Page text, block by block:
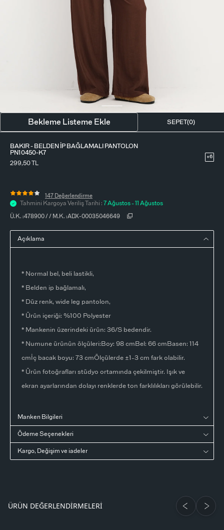
Açıklama
* Normal bel, beli lastikli,
* Belden ip bağlamalı,
* Düz renk, wide leg pantolon,
* Ürün içeriği: %100 Polyester
* Mankenin üzerindeki ürün: 36/S bedendir.
* Numune ürünün ölçüleri:Boy: 98 cmBel: 66 cmBasen: 114
cmİç bacak boyu: 73 cmÖlçülerde ±1-3 cm fark olabilir.
* Ürün fotoğrafları stüdyo ortamında çekilmiştir. Işık ve
ekran ayarlarından dolayı renklerde ton farklılıkları görülebilir.
Manken Bilgileri
Ödeme Seçenekleri
Kargo, Değişim ve iadeler
Ü.K. :478900/ / M.K. :ADX-00035046649
BAKIR - BELDEN İP BAĞLAMALI PANTOLON
PN10450-K7
299,50TL
+6
147 Değerlendirme
Tahmini Kargoya Veriliş Tarihi : 7 Ağustos - 11 Ağustos
SEPET(0)
Bekleme Listeme Ekle
ÜRÜN DEĞERLENDIRMELERI
FULAR-SAÇ BANDI